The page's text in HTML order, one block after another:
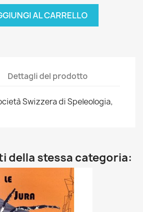
AL CARRELLO
Dettagli del prodotto
Swizzera di Speleologia,
della stessa categoria: